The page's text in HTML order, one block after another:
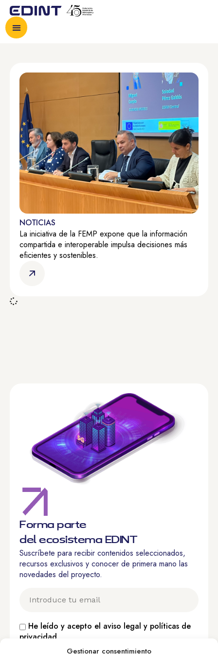
Gestionar consentimiento
NOTICIAS
La iniciativa de la FEMP expone que la información
compartida e interoperable impulsa decisiones más
eficientes y sostenibles.
Forma parte
del ecosistema EDINT
Suscríbete para recibir contenidos seleccionados,
recursos exclusivos y conocer de primera mano las
novedades del proyecto.
He leído y acepto el aviso legal y políticas de
privacidad